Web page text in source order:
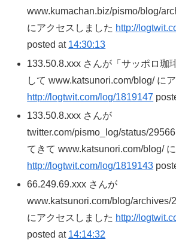
www.kumachan.biz/pismo/blog/
にアクセスしました http://
posted at 14:30:13
133.50.8.xxx さんが「サッポロ珈
して www.katsunori.com/blog/ に
http://logtwit.com/log/1819147
133.50.8.xxx さんが
twitter.com/pismo_log/status/
てきて www.katsunori.com/blog/
http://logtwit.com/log/1819143
66.249.69.xxx さんが
www.katsunori.com/blog/archives/
にアクセスしました http://
posted at 14:14:32